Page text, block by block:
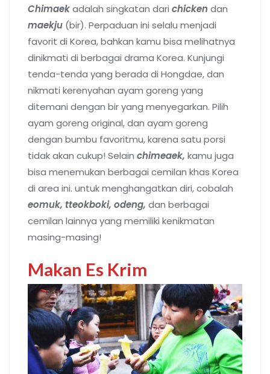
Chimaekadalah singkatan dari chicken dan
maekju (bir). Perpaduan ini selalu menjadi
favorit di Korea, bahkan kamu bisa melihatnya
dinikmati di berbagai drama Korea. Kunjungi
tenda-tenda yang berada di Hongdae, dan
nikmati kerenyahan ayam goreng yang
ditemani dengan bir yang menyegarkan. Pilih
ayam goreng original, dan ayam goreng
dengan bumbu favoritmu, karena satu porsi
tidak akan cukup! Selain chimeaek, kamu juga
bisa menemukan berbagai cemilan khas Korea
di area ini. untuk menghangatkan diri, cobalah
eomuk, tteokboki, odeng, dan berbagai
cemilan lainnya yang memiliki kenikmatan
masing-masing!
Makan Es Krim